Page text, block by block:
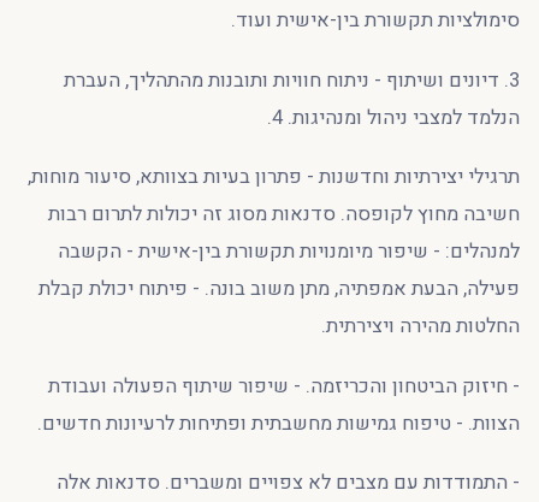
סימולציות תקשורת בין-אישית ועוד.
3. דיונים ושיתוף - ניתוח חוויות ותובנות מהתהליך, העברת
הנלמד למצבי ניהול ומנהיגות. 4.
תרגילי יצירתיות וחדשנות - פתרון בעיות בצוותא, סיעור מוחות,
חשיבה מחוץ לקופסה. סדנאות מסוג זה יכולות לתרום רבות
למנהלים: - שיפור מיומנויות תקשורת בין-אישית - הקשבה
פעילה, הבעת אמפתיה, מתן משוב בונה. - פיתוח יכולת קבלת
החלטות מהירה ויצירתית.
- חיזוק הביטחון והכריזמה. - שיפור שיתוף הפעולה ועבודת
הצוות. - טיפוח גמישות מחשבתית ופתיחות לרעיונות חדשים.
- התמודדות עם מצבים לא צפויים ומשברים. סדנאות אלה